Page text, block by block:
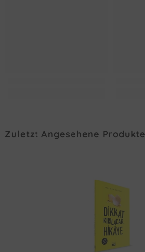
Zuletzt Angesehene Produkte